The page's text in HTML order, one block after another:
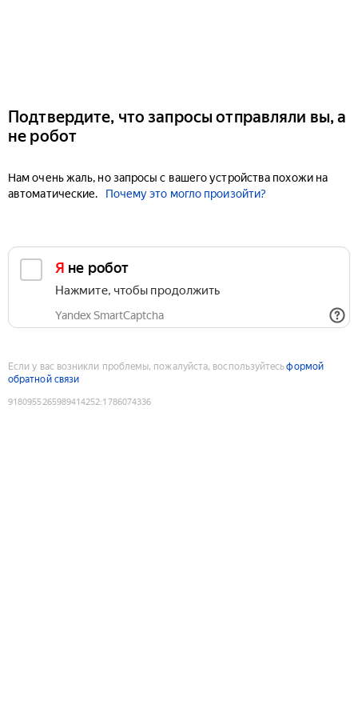
Подтвердите, что запросы отправляли вы, а
не робот
Нам очень жаль, но запросы с вашего устройства похожи на
автоматические.
Почему это могло произойти?
Я не робот
Нажмите, чтобы продолжить
Yandex SmartCaptcha
Если у вас возникли проблемы, пожалуйста, воспользуйтесьформой
обратной связи
9180955265989414252:1786074336